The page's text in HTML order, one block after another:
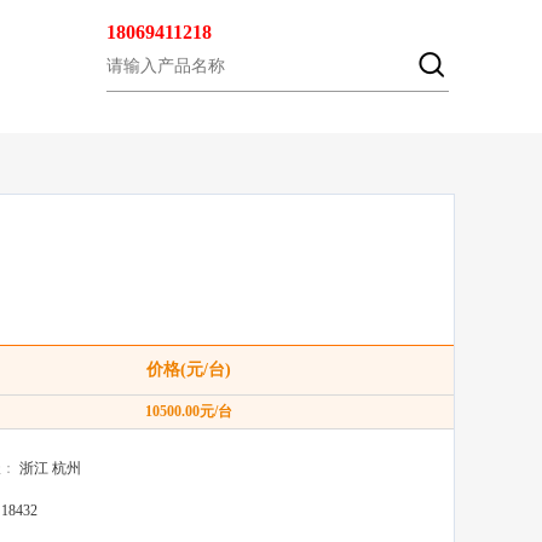
18069411218
价格(元/台)
10500.00元/台
浙江 杭州
18432